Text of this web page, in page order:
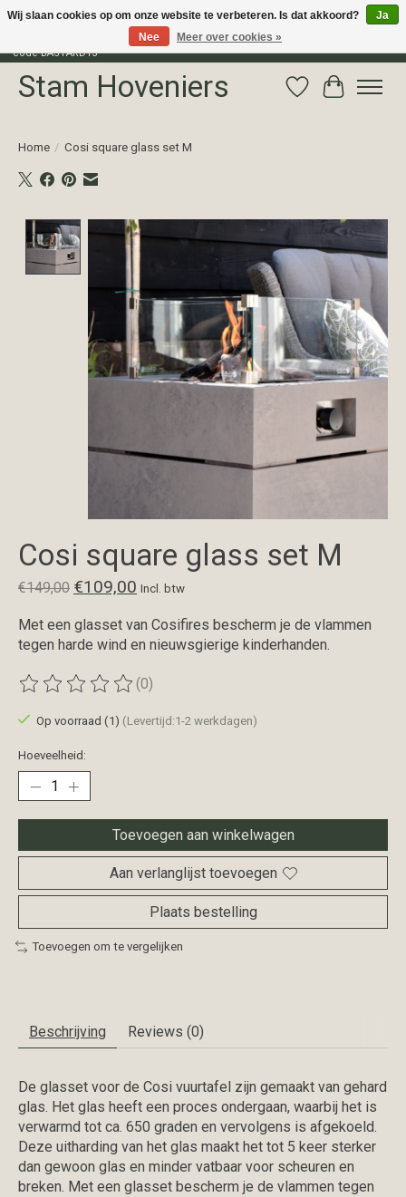
Profiteer van 15% korting op het gehele assortiment van The Bastard met
code BASTARD15
Stam Hoveniers Verlanglijst
Home / Cosi square glass set M
Product image slideshow Items
Cosi square glass set M
€149,00 €109,00 Incl. btw
Met een glasset van Cosifires bescherm je de vlammen
tegen harde wind en nieuwsgierige kinderhanden.
De beoordeling van dit product is
(0)
Op voorraad (1) (Levertijd:1-2 werkdagen)
Hoeveelheid:
Toevoegen aan winkelwagen
Aan verlanglijst toevoegen
Plaats bestelling
Toevoegen om te vergelijken
Beschrijving Reviews (0)
De glasset voor de Cosi vuurtafel zijn gemaakt van gehard
glas. Het glas heeft een proces ondergaan, waarbij het is
verwarmd tot ca. 650 graden en vervolgens is afgekoeld.
Deze uitharding van het glas maakt het tot 5 keer sterker
dan gewoon glas en minder vatbaar voor scheuren en
breken. Met een glasset bescherm je de vlammen tegen
Wij slaan cookies op om onze website te verbeteren. Is dat akkoord?
Ja
Nee
Meer over cookies »